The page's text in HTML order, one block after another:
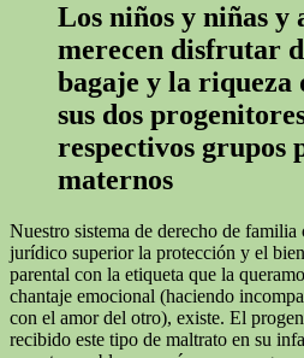
Los niños y niñas y
merecen disfrutar
bagaje y la riqueza
sus dos
respectivos grupos
maternos
Nuestro sistema de derecho de familia
jurídico superior la protección y el
parental con la etiqueta que la
chantaje emocional (haciendo
con el amor del otro), existe. El
recibido este tipo de maltrato en su